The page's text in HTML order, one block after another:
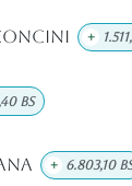
+
Bs
+ 6.803,10